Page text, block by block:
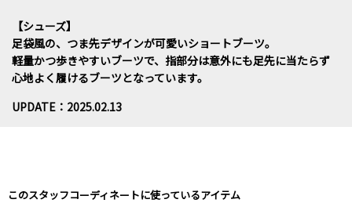
【シューズ】
足袋風の、つま先デザインが可愛いショートブーツ。
軽量かつ歩きやすいブーツで、指部分は意外にも足先に当たらず
心地よく履けるブーツとなっています。
UPDATE：2025.02.13
このスタッフコーディネートに使っているアイテム